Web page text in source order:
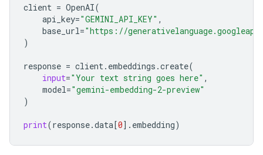
client = OpenAI(
api_key="GEMINI_API_KEY" ,
base_url="https://
)
response = client. embeddings .create(
input="Your text string goes here" ,
model="gemini-embedding-2-preview"
)
print(response.data[0] . embedding)